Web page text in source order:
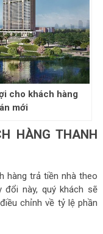
cho khách hàng
mới
HÀNG THANH
hàng trả tiền nhà theo
này, quý khách sẽ
chỉnh về tỷ lệ phần